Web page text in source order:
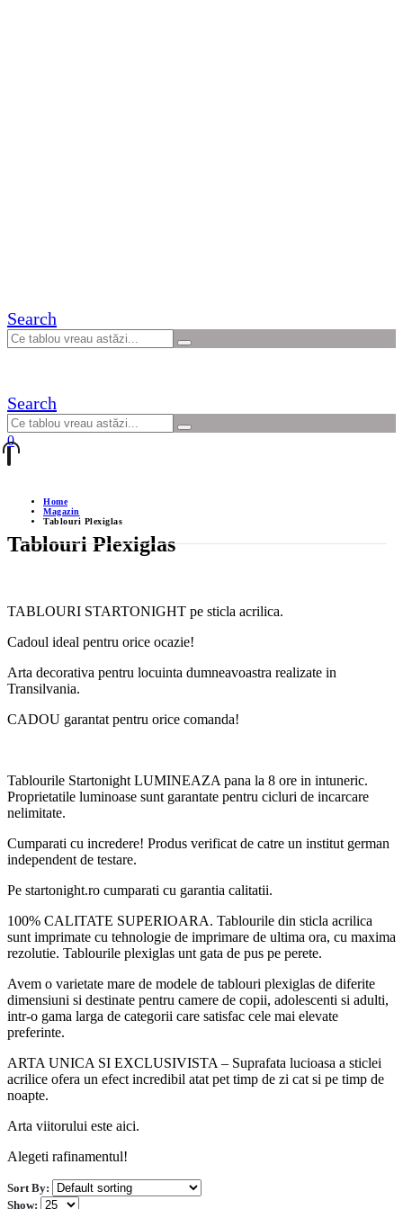
Search
Search
0
Home
Magazin
Tablouri Plexiglas
Tablouri Plexiglas
TABLOURI STARTONIGHT pe sticla acrilica.
Cadoul ideal pentru orice ocazie!
Arta decorativa pentru locuinta dumneavoastra realizate in
Transilvania.
CADOU garantat pentru orice comanda!
Tablourile Startonight LUMINEAZA pana la 8 ore in intuneric.
Proprietatile luminoase sunt garantate pentru cicluri de incarcare
nelimitate.
Cumparati cu incredere! Produs verificat de catre un institut german
independent de testare.
Pe startonight.ro cumparati cu garantia calitatii.
100% CALITATE SUPERIOARA. Tablourile din sticla acrilica
sunt imprimate cu tehnologie de imprimare de ultima ora, cu maxima
rezolutie. Tablourile plexiglas unt gata de pus pe perete.
Avem o varietate mare de modele de tablouri plexiglas de diferite
dimensiuni si destinate pentru camere de copii, adolescenti si adulti,
intr-o gama larga de categorii care satisfac cele mai elevate
preferinte.
ARTA UNICA SI EXCLUSIVISTA – Suprafata lucioasa a sticlei
acrilice ofera un efect incredibil atat pet timp de zi cat si pe timp de
noapte.
Arta viitorului este aici.
Alegeti rafinamentul!
Sort By:
Show: